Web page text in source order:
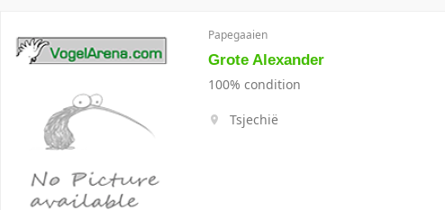
Papegaaien
Grote Alexander
100% condition
Tsjechië